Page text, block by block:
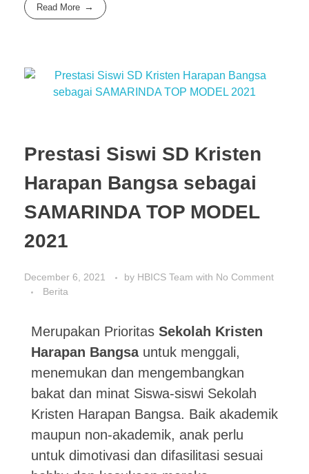
Read More
Prestasi Siswi SD Kristen
Harapan Bangsa sebagai
SAMARINDA TOP MODEL
2021
December 6, 2021 by HBICS Team with No Comment
Berita
Merupakan Prioritas Sekolah Kristen
Harapan Bangsauntuk menggali,
menemukan dan mengembangkan
bakat dan minat Siswa-siswi Sekolah
Kristen Harapan Bangsa. Baik akademik
maupun non-akademik, anak perlu
untuk dimotivasi dan difasilitasi sesuai